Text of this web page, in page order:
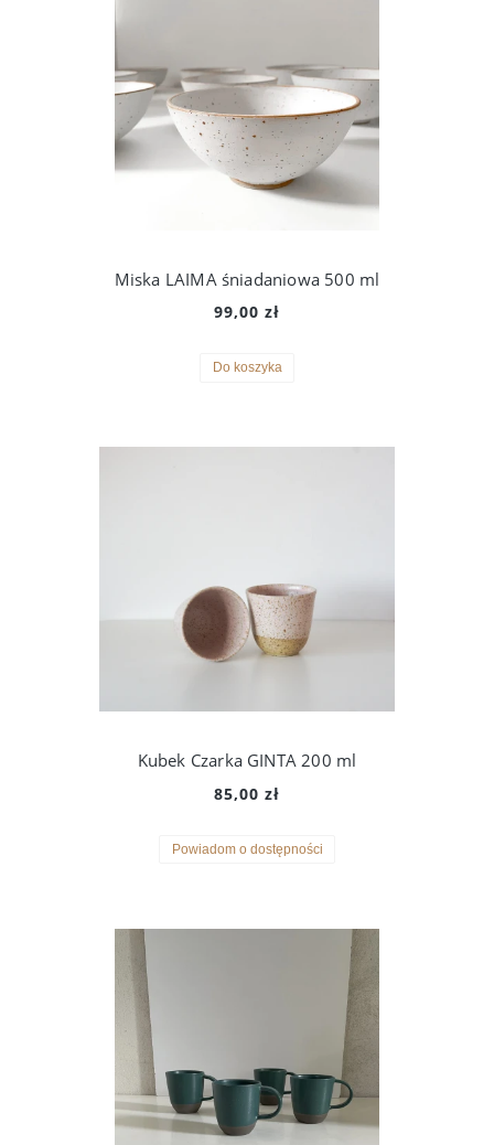
Miska LAIMA śniadaniowa 500 ml
99,00 zł
Do koszyka
Kubek Czarka GINTA 200 ml
85,00 zł
Powiadom o dostępności